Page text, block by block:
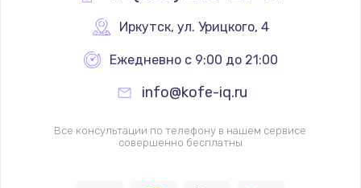
Иркутск, ул. Урицкого, 4
Ежедневно с 9:00 до 21:00
info@kofe-iq.ru
Все консультации по телефону в нашем сервисе
совершенно бесплатны